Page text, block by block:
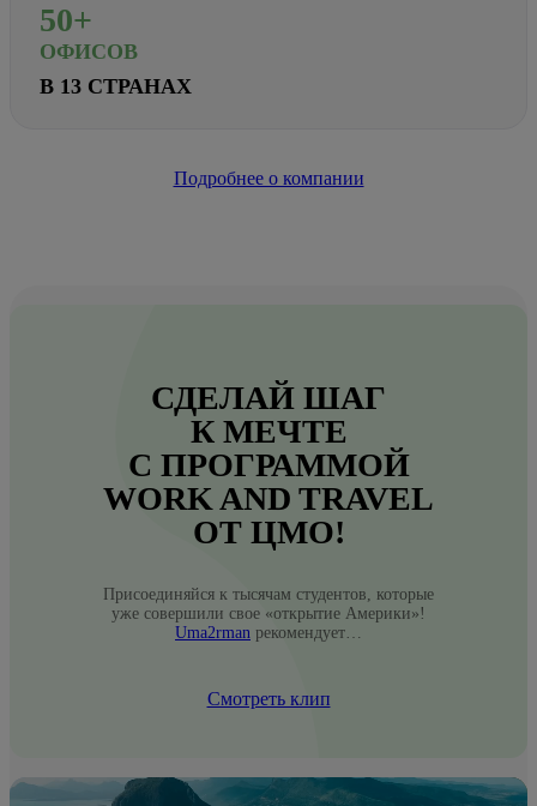
50+
ОФИСОВ
В 13 СТРАНАХ
Подробнее о компании
СДЕЛАЙ ШАГ
К МЕЧТЕ
С ПРОГРАММОЙ
WORK AND TRAVEL
ОТ ЦМО!
Присоединяйся к тысячам студентов, которые
уже совершили свое «открытие Америки»!
Uma2rman рекомендует…
Смотреть клип